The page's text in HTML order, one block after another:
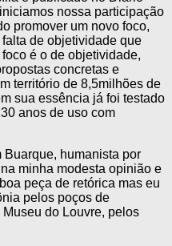
nossa participação
promover um novo foco,
de objetividade que
é o de objetividade,
concretas e
território de 8,5milhões de
sua essência já foi testado
anos de uso com
humanista por
minha modesta opinião e
peça de retórica mas eu
pelos poços de
do Louvre, pelos